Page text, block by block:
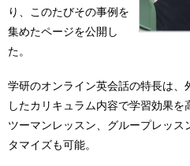
り、このたびその事例を
集めたページを公開し
た。
学研のオンライン英会話の特長は
したカリキュラム内容で学習効果
ツーマンレッスン、グループレッス
タマイズも可能。